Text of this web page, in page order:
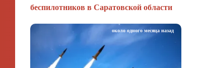
беспилотников в Саратовской области
около одного месяца назад